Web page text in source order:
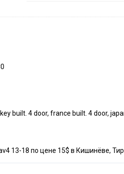
built. 4 door, france built. 4 door,
13-18 по цене 15$ в Кишинёве,